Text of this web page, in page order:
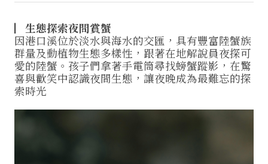
▏生態探索夜間賞蟹
因港口溪位於淡水與海水的交匯，具有豐富陸蟹族
群量及動植物生態多樣性，跟著在地解說員夜探可
愛的陸蟹。孩子們拿著手電筒尋找螃蟹蹤影，在驚
喜與歡笑中認識夜間生態，讓夜晚成為最難忘的探
索時光